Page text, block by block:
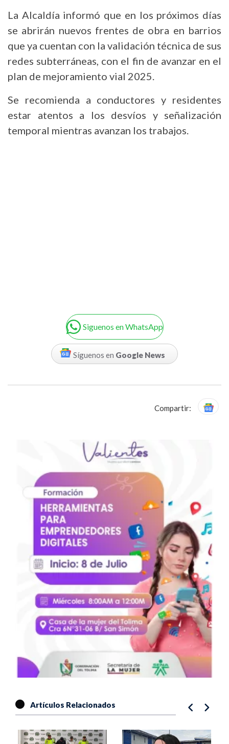
La Alcaldía informó que en los próximos días
se abrirán nuevos frentes de obra en barrios
que ya cuentan con la validación técnica de sus
redes subterráneas, con el fin de avanzar en el
plan de mejoramiento vial 2025.
Se recomienda a conductores y residentes
estar atentos a los desvíos y señalización
temporal mientras avanzan los trabajos.
Siguenos en WhatsApp
Síguenos en Google News
Compartir:
Artículos Relacionados